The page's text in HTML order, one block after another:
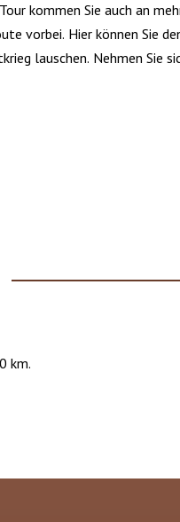
kommen Sie auch an
vorbei. Hier können Sie
lauschen. Nehmen Sie
km.